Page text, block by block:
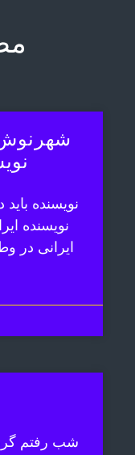
نویسنده
نویسنده
ایرانی در
شب رفتم